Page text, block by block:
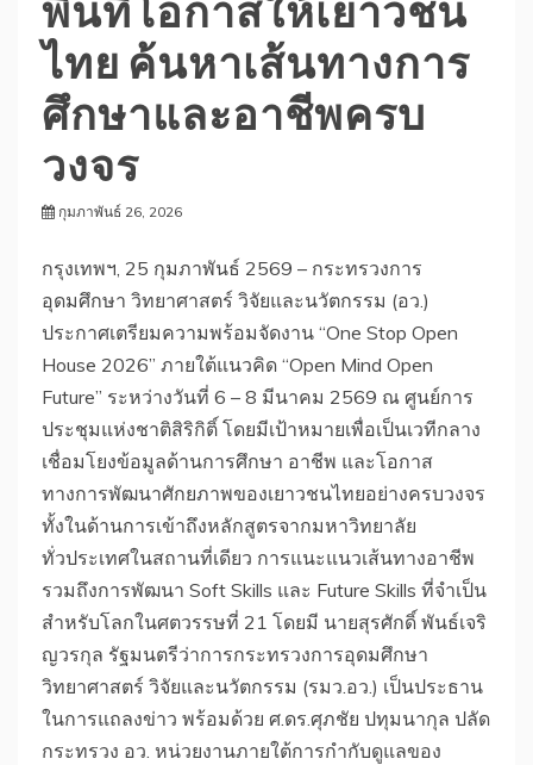
พื้นที่โอกาสให้เยาวชน
ไทย ค้นหาเส้นทางการ
ศึกษาและอาชีพครบ
วงจร
กุมภาพันธ์ 26, 2026
​กรุงเทพฯ, 25 กุมภาพันธ์ 2569 – กระทรวงการ
อุดมศึกษา วิทยาศาสตร์ วิจัยและนวัตกรรม (อว.)
ประกาศเตรียมความพร้อมจัดงาน “One Stop Open
House 2026” ภายใต้แนวคิด “Open Mind Open
Future” ระหว่างวันที่ 6 – 8 มีนาคม 2569 ณ ศูนย์การ
ประชุมแห่งชาติสิริกิติ์ โดยมีเป้าหมายเพื่อเป็นเวทีกลาง
เชื่อมโยงข้อมูลด้านการศึกษา อาชีพ และโอกาส
ทางการพัฒนาศักยภาพของเยาวชนไทยอย่างครบวงจร
ทั้งในด้านการเข้าถึงหลักสูตรจากมหาวิทยาลัย
ทั่วประเทศในสถานที่เดียว การแนะแนวเส้นทางอาชีพ
รวมถึงการพัฒนา Soft Skills และ Future Skills ที่จำเป็น
สำหรับโลกในศตวรรษที่ 21 โดยมี นายสุรศักดิ์ พันธ์เจริ
ญวรกุล รัฐมนตรีว่าการกระทรวงการอุดมศึกษา
วิทยาศาสตร์ วิจัยและนวัตกรรม (รมว.อว.) เป็นประธาน
ในการแถลงข่าว พร้อมด้วย ศ.ดร.ศุภชัย ปทุมนากุล ปลัด
กระทรวง อว. หน่วยงานภายใต้การกำกับดูแลของ